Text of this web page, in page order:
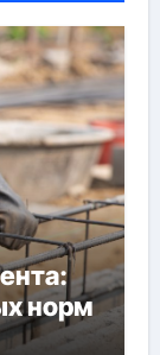
норм